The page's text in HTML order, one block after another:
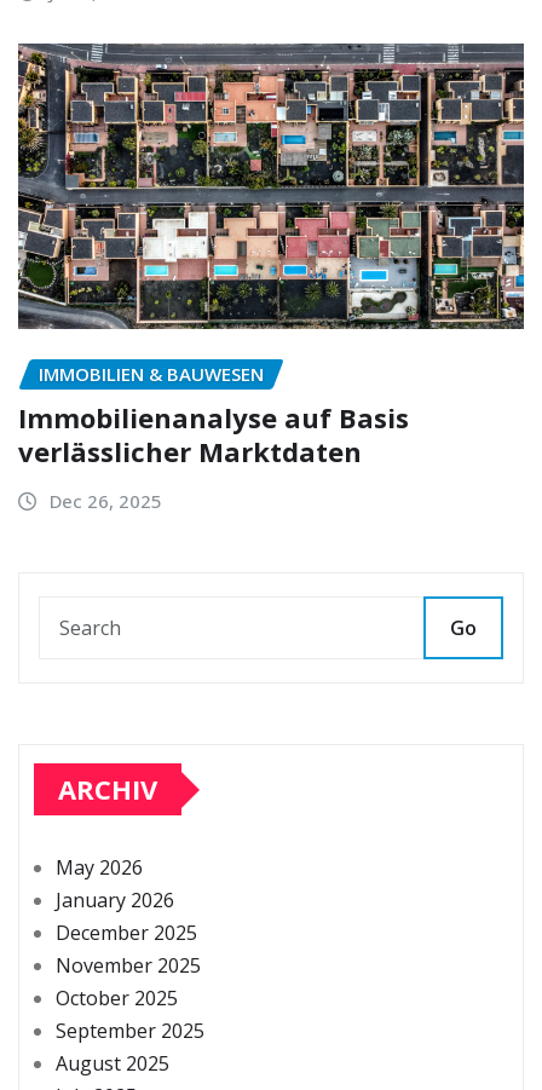
IMMOBILIEN & BAUWESEN
Immobilienanalyse auf Basis
verlässlicher Marktdaten
Dec 26, 2025
Go
ARCHIV
May 2026
January 2026
December 2025
November 2025
October 2025
September 2025
August 2025